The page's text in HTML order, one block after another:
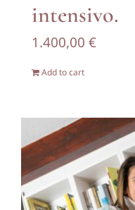
intensivo.
1.400,00 €
Add to cart